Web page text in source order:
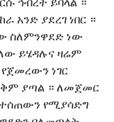
ኅብረት ይባላል ።
አንድ ያደረገ ነበር ።
ስለምንዋደድ ነው
ይሄዳሉና ዛሬም
ነገር
ያጣል ። ለመጀመር
የሚያሳድግ